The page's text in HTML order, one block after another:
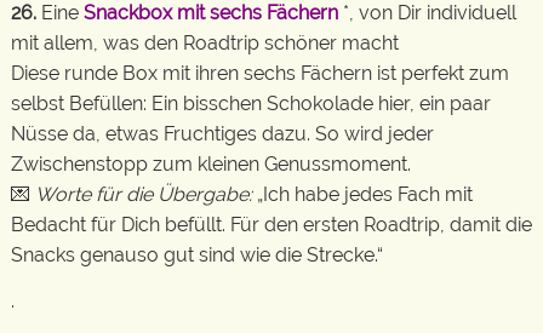
26. Eine Snackbox mit sechs Fächern *, von Dir individuell
mit allem, was den Roadtrip schöner macht
Diese runde Box mit ihren sechs Fächern ist perfekt zum
selbst Befüllen: Ein bisschen Schokolade hier, ein paar
Nüsse da, etwas Fruchtiges dazu. So wird jeder
Zwischenstopp zum kleinen Genussmoment.
💌 Worte für die Übergabe:„Ich habe jedes Fach mit
Bedacht für Dich befüllt. Für den ersten Roadtrip, damit die
Snacks genauso gut sind wie die Strecke.“
.